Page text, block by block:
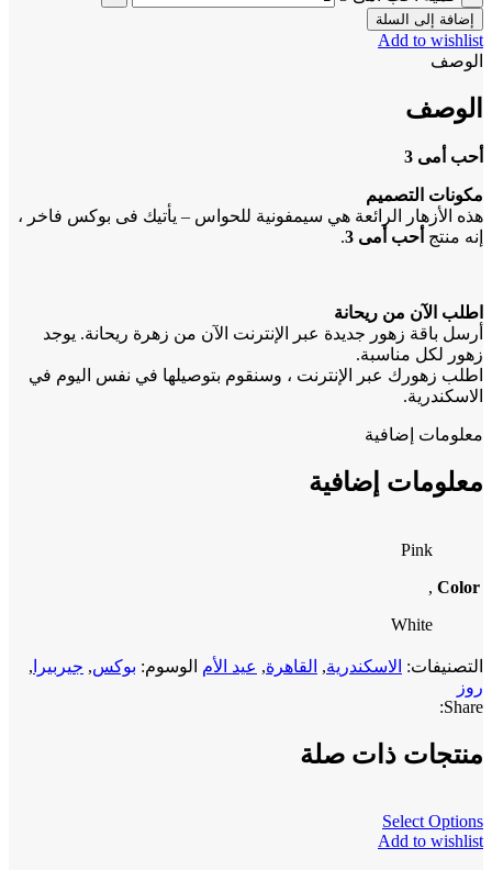
إضافة إلى السلة
Add to wishlist
الوصف
الوصف
أحب أمى 3
مكونات التصميم
هذه الأزهار الرائعة هي سيمفونية للحواس – يأتيك فى بوكس فاخر ،
إنه منتج أحب أمى 3 .
اطلب الآن من ريحانة
أرسل باقة زهور جديدة عبر الإنترنت الآن من زهرة ريحانة. يوجد
زهور لكل مناسبة.
اطلب زهورك عبر الإنترنت ، وسنقوم بتوصيلها في نفس اليوم في
الاسكندرية.
معلومات إضافية
معلومات إضافية
Color
Pink
,
White
التصنيفات: الاسكندرية, القاهرة, عيد الأم الوسوم: بوكس, جيربيرا ,
روز
Share:
منتجات ذات صلة
Select Options
Add to wishlist